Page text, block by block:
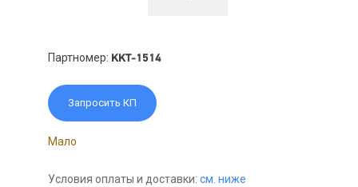
Партномер: KKT-1514
Запросить КП
Мало
Условия оплаты и доставки: см. ниже